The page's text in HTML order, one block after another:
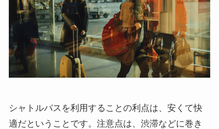
シャトルバスを利用することの利点は、安くて快
適だということです。注意点は、渋滞などに巻き